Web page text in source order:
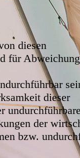
diesen
für
dieser
der
bzw.